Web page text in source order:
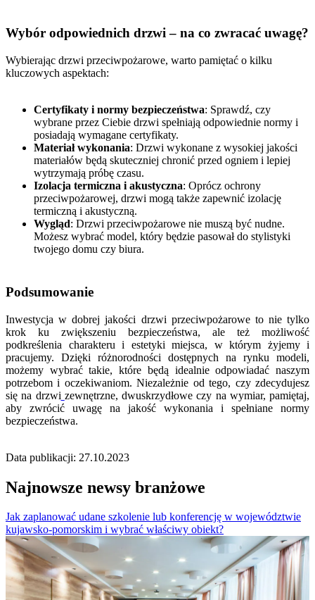
Wybór odpowiednich drzwi – na co zwracać uwagę?
Wybierając drzwi przeciwpożarowe, warto pamiętać o kilku
kluczowych aspektach:
Certyfikaty i normy bezpieczeństwa: Sprawdź, czy
wybrane przez Ciebie drzwi spełniają odpowiednie normy i
posiadają wymagane certyfikaty.
Materiał wykonania: Drzwi wykonane z wysokiej jakości
materiałów będą skuteczniej chronić przed ogniem i lepiej
wytrzymają próbę czasu.
Izolacja termiczna i akustyczna: Oprócz ochrony
przeciwpożarowej, drzwi mogą także zapewnić izolację
termiczną i akustyczną.
Wygląd: Drzwi przeciwpożarowe nie muszą być nudne.
Możesz wybrać model, który będzie pasował do stylistyki
twojego domu czy biura.
Podsumowanie
Inwestycja w dobrej jakości drzwi przeciwpożarowe to nie tylko
krok ku zwiększeniu bezpieczeństwa, ale też możliwość
podkreślenia charakteru i estetyki miejsca, w którym żyjemy i
pracujemy. Dzięki różnorodności dostępnych na rynku modeli,
możemy wybrać takie, które będą idealnie odpowiadać naszym
potrzebom i oczekiwaniom. Niezależnie od tego, czy zdecydujesz
się na drzwi zewnętrzne, dwuskrzydłowe czy na wymiar, pamiętaj,
aby zwrócić uwagę na jakość wykonania i spełniane normy
bezpieczeństwa.
Data publikacji: 27.10.2023
Najnowsze newsy branżowe
Jak zaplanować udane szkolenie lub konferencję w województwie
kujawsko-pomorskim i wybrać właściwy obiekt?